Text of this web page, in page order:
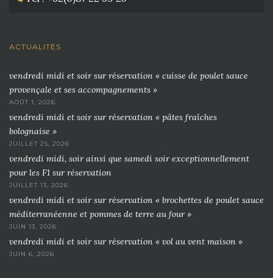
ACTUALITÉS
vendredi midi et soir sur réservation « cuisse de poulet sauce
provençale et ses accompagnements »
AOÛT 1, 2026
vendredi midi et soir sur réservation « pâtes fraîches
bolognaise »
JUILLET 25, 2026
vendredi midi, soir ainsi que samedi soir exceptionnellement
pour les F1 sur réservation
JUILLET 13, 2026
vendredi midi et soir sur réservation « brochettes de poulet sauce
méditerranéenne et pommes de terre au four »
JUIN 13, 2026
vendredi midi et soir sur réservation « vol au vent maison »
JUIN 6, 2026